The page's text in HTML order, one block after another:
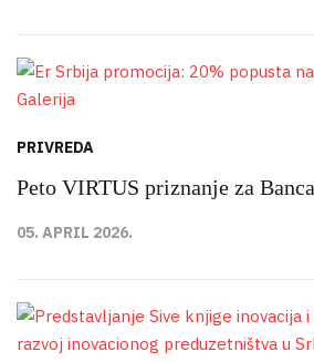
PRIVREDA
Peto VIRTUS priznanje za
05. APRIL 2026.